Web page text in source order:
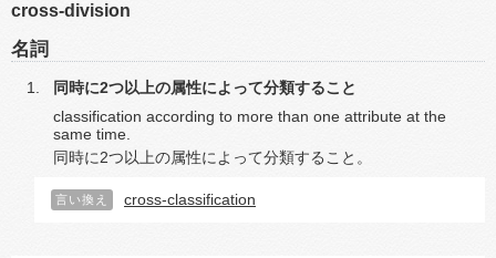
cross-division
名詞
同時に2つ以上の属性によって分類すること
classification according to more than one attribute at the
same time.
同時に2つ以上の属性によって分類すること。
言い換え cross-classification